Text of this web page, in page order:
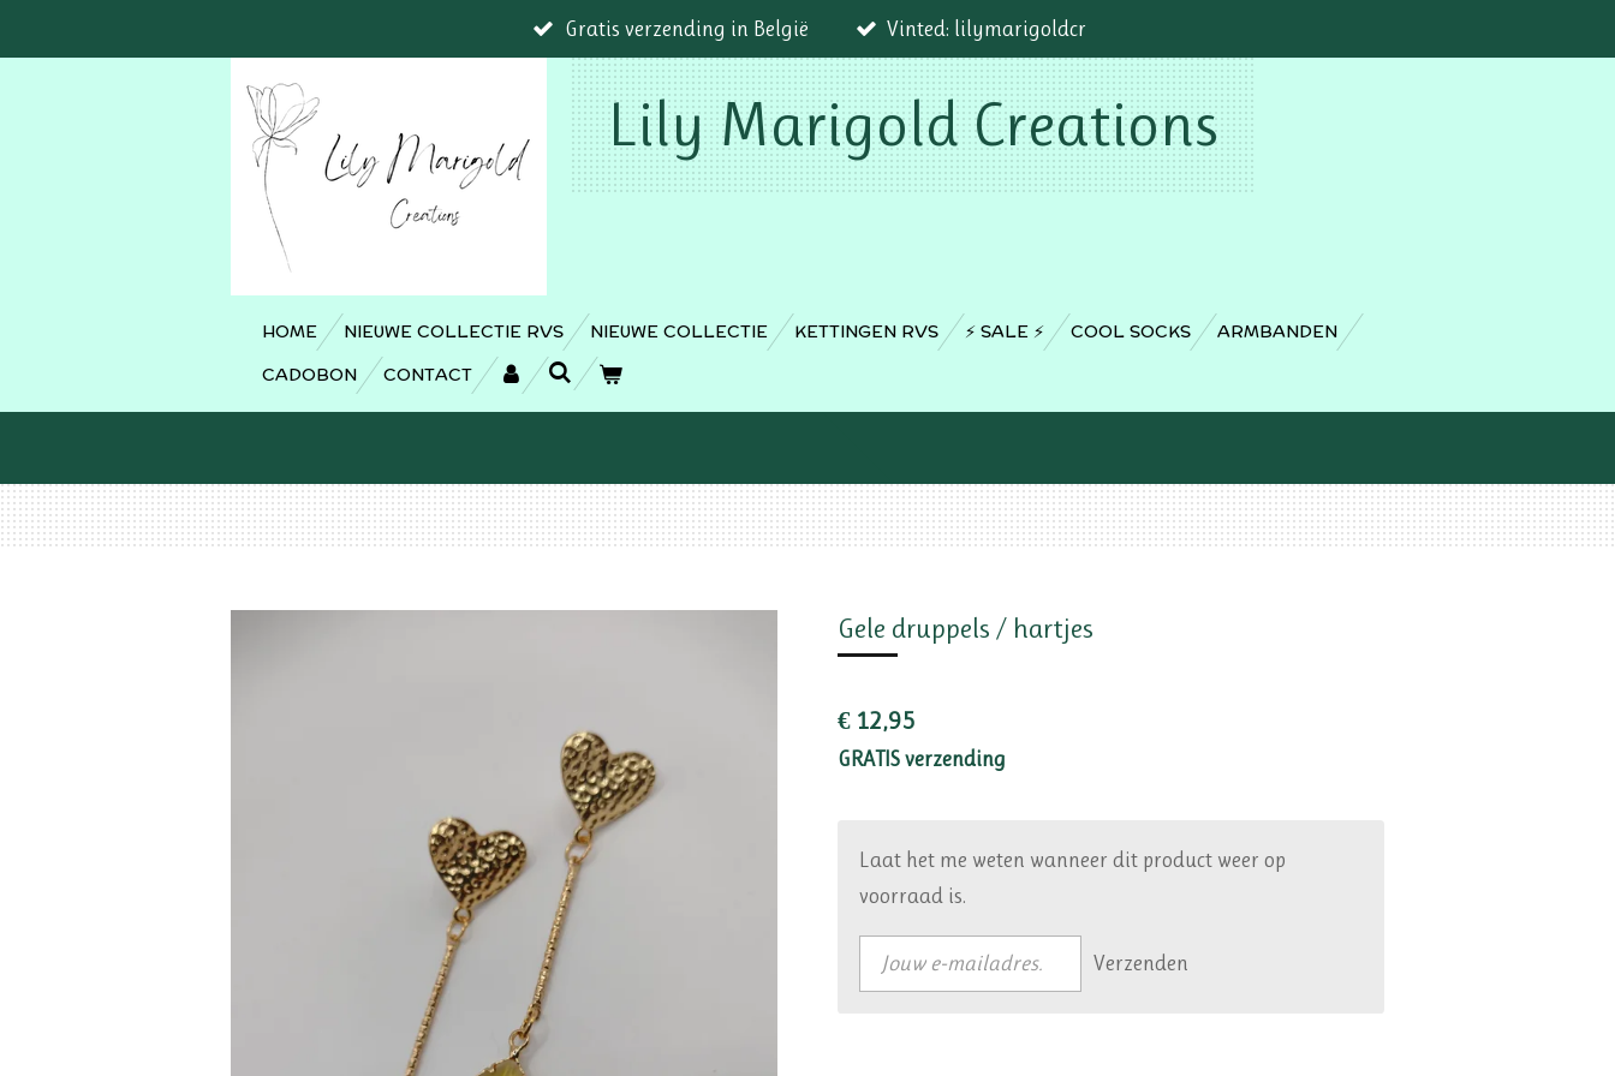
direct
Gratis verzending in België Vinted: lilymarigoldcr
Lily Marigold Creations
HOME NIEUWE COLLECTIE RVS NIEUWE COLLECTIE KETTINGEN RVS ⚡️ SALE ⚡️ COOL SOCKS
ARMBANDEN
CADOBON
CONTACT
Gele druppels / hartjes
€ 12,95
GRATIS verzending
Laat het me weten wanneer dit product weer op
voorraad is.
Verzenden